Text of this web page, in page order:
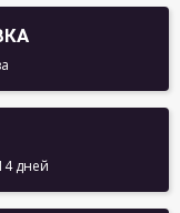
дней